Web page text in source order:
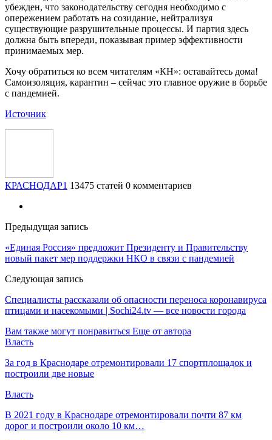
убежден, что законодательству сегодня необходимо с
опережением работать на созидание, нейтрализуя
существующие разрушительные процессы. И партия здесь
должна быть впереди, показывая пример эффективности
принимаемых мер.
Хочу обратиться ко всем читателям «КН»: оставайтесь дома!
Самоизоляция, карантин – сейчас это главное оружие в борьбе
с пандемией.
Источник
КРАСНОДАР1 13475 статей 0 комментариев
Предыдущая запись
«Единая Россия» предложит Президенту и Правительству
новый пакет мер поддержки НКО в связи с пандемией
Следующая запись
Специалисты рассказали об опасности переноса коронавируса
птицами и насекомыми | Sochi24.tv — все новости города
Вам также могут понравиться Еще от автора
Власть
За год в Краснодаре отремонтировали 17 спортплощадок и
построили две новые
Власть
В 2021 году в Краснодаре отремонтировали почти 87 км
дорог и построили около 10 км…